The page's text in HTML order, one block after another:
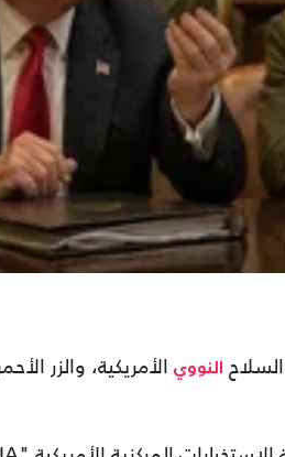
النووي الأمريكية، والزر